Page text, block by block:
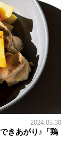
2024.05.30
きあがり♪「鶏